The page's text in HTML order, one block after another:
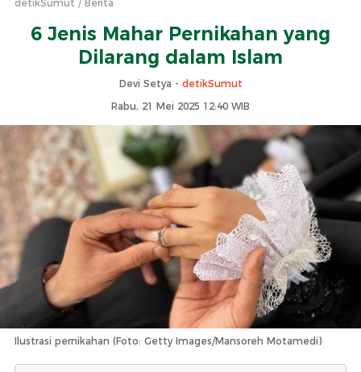
detikSumut Berita
6 Jenis Mahar Pernikahan yang
Dilarang dalam Islam
Devi Setya - detikSumut
Rabu, 21 Mei 2025 12:40 WIB
Ilustrasi pernikahan (Foto: Getty Images/Mansoreh Motamedi)